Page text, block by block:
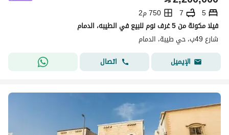
5
7
750 م2
فيلا مكونة من 5 غرف نوم للبيع في الطيبه، الدمام
شارع 49ب، حي طيبة، الدمام
الإيميل
اتصال